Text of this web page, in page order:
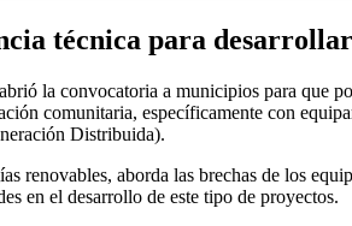
técnica para
la convocatoria a municipios para que
comunitaria, específicamente con
Distribuida).
renovables, aborda las brechas de los
en el desarrollo de este tipo de proyectos.